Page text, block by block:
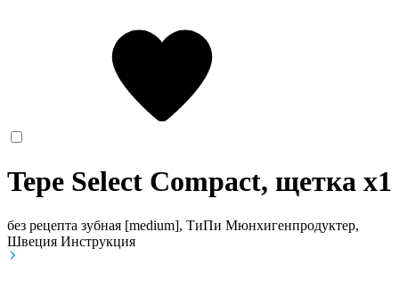
Tepe Select Compact, щетка x1
без рецепта зубная [medium], ТиПи Мюнхигенпродуктер,
Швеция Инструкция